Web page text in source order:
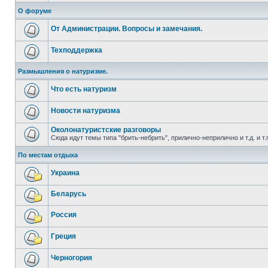
О форуме
От Администрации. Вопросы и замечания.
Техподдержка
Размышления о натуризме.
Что есть натуризм
Новости натуризма
Околонатуристские разговоры
Сюда идут темы типа "брить-небрить", прилично-неприлично и т.д. и
По местам отдыха
Украина
Беларусь
Россия
Греция
Черногория